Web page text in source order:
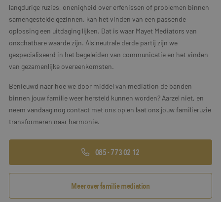
langdurige ruzies, onenigheid over erfenissen of problemen binnen
samengestelde gezinnen, kan het vinden van een passende
oplossing een uitdaging lijken. Dat is waar Mayet Mediators van
onschatbare waarde zijn. Als neutrale derde partij zijn we
gespecialiseerd in het begeleiden van communicatie en het vinden
van gezamenlijke overeenkomsten.
Benieuwd naar hoe we door middel van mediation de banden
binnen jouw familie weer hersteld kunnen worden? Aarzel niet, en
neem vandaag nog contact met ons op en laat ons jouw familieruzie
transformeren naar harmonie.
085 - 773 02 12
Meer over familie mediation